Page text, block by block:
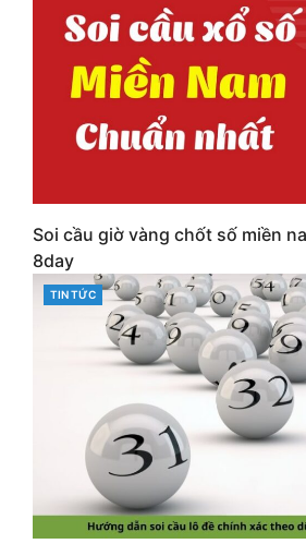
Soi cầu giờ vàng chốt số miền
8day
CATEGORIES
TIN TỨC